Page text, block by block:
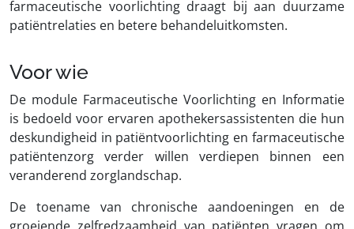
farmaceutische voorlichting draagt bij aan duurzame
patiëntrelaties en betere behandeluitkomsten.
Voor wie
De module Farmaceutische Voorlichting en Informatie
is bedoeld voor ervaren apothekersassistenten die hun
deskundigheid in patiëntvoorlichting en farmaceutische
patiëntenzorg verder willen verdiepen binnen een
veranderend zorglandschap.
De toename van chronische aandoeningen en de